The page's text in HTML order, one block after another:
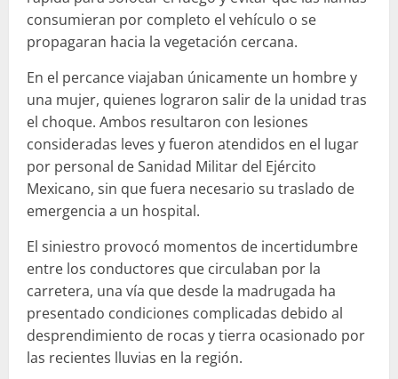
consumieran por completo el vehículo o se
propagaran hacia la vegetación cercana.
En el percance viajaban únicamente un hombre y
una mujer, quienes lograron salir de la unidad tras
el choque. Ambos resultaron con lesiones
consideradas leves y fueron atendidos en el lugar
por personal de Sanidad Militar del Ejército
Mexicano, sin que fuera necesario su traslado de
emergencia a un hospital.
El siniestro provocó momentos de incertidumbre
entre los conductores que circulaban por la
carretera, una vía que desde la madrugada ha
presentado condiciones complicadas debido al
desprendimiento de rocas y tierra ocasionado por
las recientes lluvias en la región.